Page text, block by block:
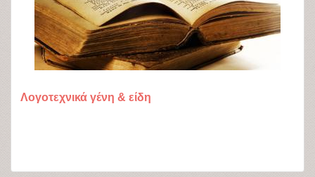
Λογοτεχνικά γένη & είδη